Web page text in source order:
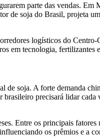
parte das vendas.
de soja do Brasil, projeta
logísticos do
em tecnologia, fertilizantes
soja. A forte demanda
precisará lidar
Entre os principais
os prêmios e a